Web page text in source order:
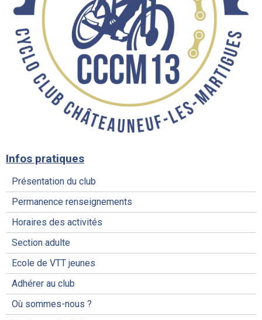
Infos pratiques
Présentation du club
Permanence renseignements
Horaires des activités
Section adulte
Ecole de VTT jeunes
Adhérer au club
Où sommes-nous ?